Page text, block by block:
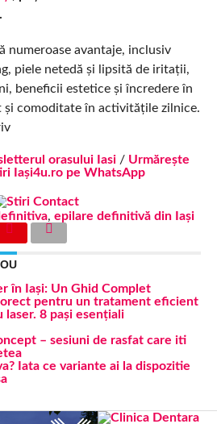
numeroase avantaje, inclusiv
piele netedă și lipsită de iritații,
beneficii estetice și încredere în
și comoditate în activitățile zilnice.
orasului Iasi/ Urmărește
Iași4u.ro pe WhatsApp
, epilare definitivă din Iași
în Iași: Un Ghid Complet
pentru un tratament eficient
8 pași esențiali
– sesiuni de rasfat care iti
Iata ce variante ai la dispozitie